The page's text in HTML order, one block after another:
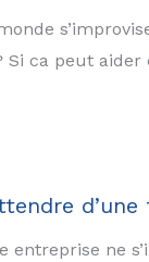
Si ca peut
entreprise ne